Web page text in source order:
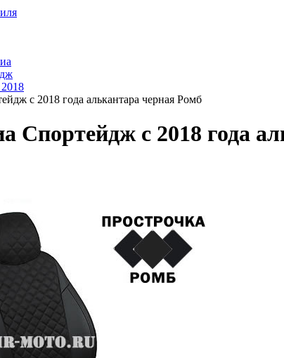
с 2018 года алькантара черная Ромб
Спортейдж с 2018 года